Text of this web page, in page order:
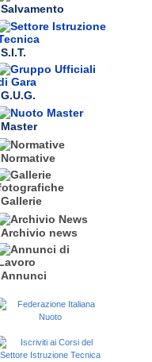
Salvamento
S.I.T.
G.U.G.
Master
Normative
Gallerie
Archivio news
Annunci